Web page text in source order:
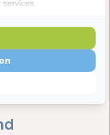
de
van de eerste
merk de basis voor
een breed
services.